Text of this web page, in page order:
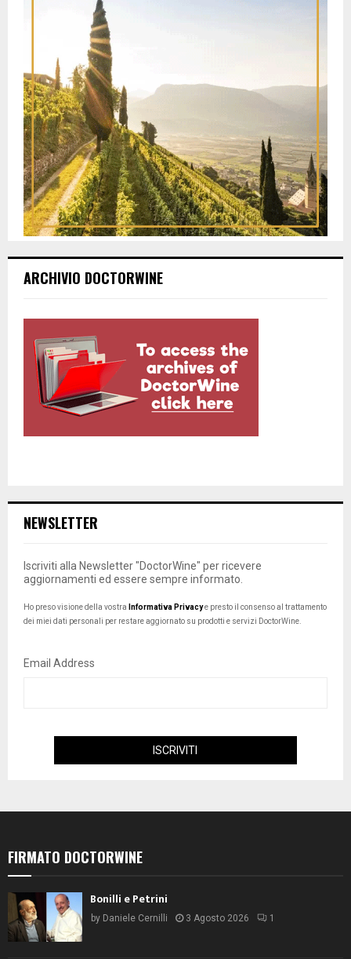
ARCHIVIO DOCTORWINE
NEWSLETTER
Iscriviti alla Newsletter "DoctorWine" per ricevere
aggiornamenti ed essere sempre informato.
Ho preso visione della vostra Informativa Privacye presto il consenso al trattamento
dei miei dati personali per restare aggiornato su prodotti e servizi DoctorWine.
Email Address
FIRMATO DOCTORWINE
Bonilli e Petrini
by Daniele Cernilli 3 Agosto 2026 1